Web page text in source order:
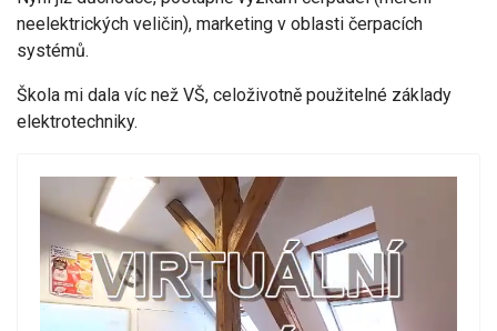
neelektrických veličin), marketing v oblasti čerpacích
systémů.
Škola mi dala víc než VŠ, celoživotně použitelné základy
elektrotechniky.